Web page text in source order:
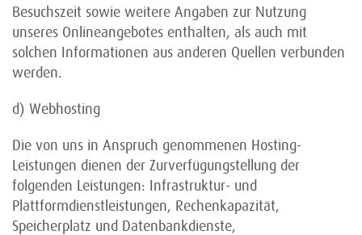
Besuchszeit sowie weitere Angaben zur Nutzung
unseres Onlineangebotes enthalten, als auch mit
solchen Informationen aus anderen Quellen verbunden
werden.
d) Webhosting
Die von uns in Anspruch genommenen Hosting-
Leistungen dienen der Zurverfügungstellung der
folgenden Leistungen: Infrastruktur- und
Plattformdienstleistungen, Rechenkapazität,
Speicherplatz und Datenbankdienste,